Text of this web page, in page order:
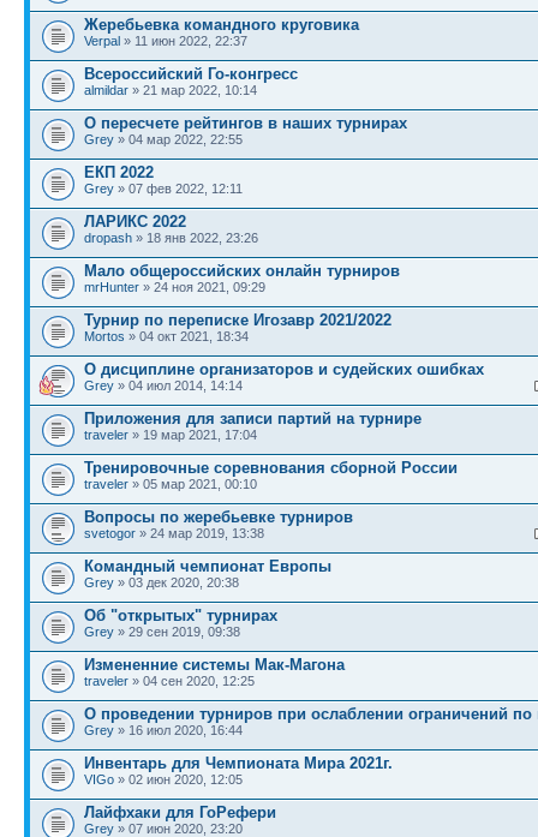
Жеребьевка командного круговика
Verpal » 11 июн 2022, 22:37
Всероссийский Го-конгресс
almildar » 21 мар 2022, 10:14
О пересчете рейтингов в наших турнирах
Grey » 04 мар 2022, 22:55
ЕКП 2022
Grey » 07 фев 2022, 12:11
ЛАРИКС 2022
dropash » 18 янв 2022, 23:26
Мало общероссийских онлайн турниров
mrHunter » 24 ноя 2021, 09:29
Турнир по переписке Игозавр 2021/2022
Mortos » 04 окт 2021, 18:34
О дисциплине организаторов и судейских ошибках
Grey » 04 июл 2014, 14:14
Приложения для записи партий на турнире
traveler » 19 мар 2021, 17:04
Тренировочные соревнования сборной России
traveler » 05 мар 2021, 00:10
Вопросы по жеребьевке турниров
svetogor » 24 мар 2019, 13:38
Командный чемпионат Европы
Grey » 03 дек 2020, 20:38
Об "открытых" турнирах
Grey » 29 сен 2019, 09:38
Измененние системы Мак-Магона
traveler » 04 сен 2020, 12:25
О проведении турниров при ослаблении ограничений
Grey » 16 июл 2020, 16:44
Инвентарь для Чемпионата Мира 2021г.
VIGo » 02 июн 2020, 12:05
Лайфхаки для ГоРефери
Grey » 07 июн 2020, 23:20